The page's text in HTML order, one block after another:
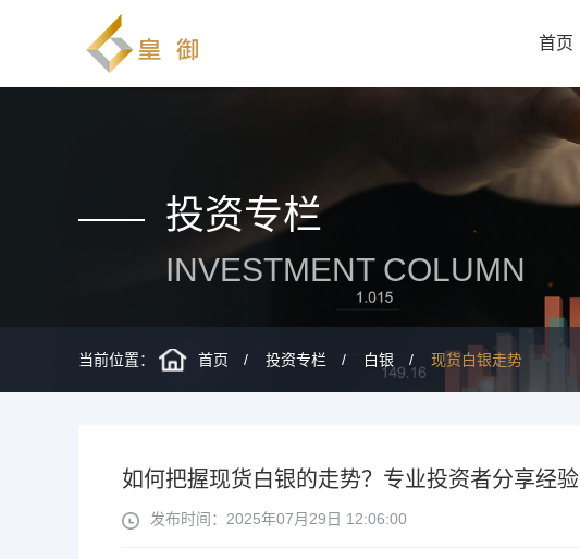
首页
投资专栏
INVESTMENT COLUMN
当前位置： 首页 投资专栏 白银 现货白银走势
如何把握现货白银的走势？专业投资者分享经验
发布时间：2025年07月29日 12:06:00